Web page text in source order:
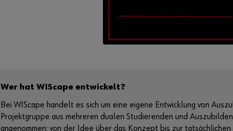
Wer hat WIScape entwickelt?
Bei WIScape handelt es sich um eine eigene Entwicklung von
Projektgruppe aus mehreren dualen Studierenden und
angenommen: von der Idee über das Konzept bis zur